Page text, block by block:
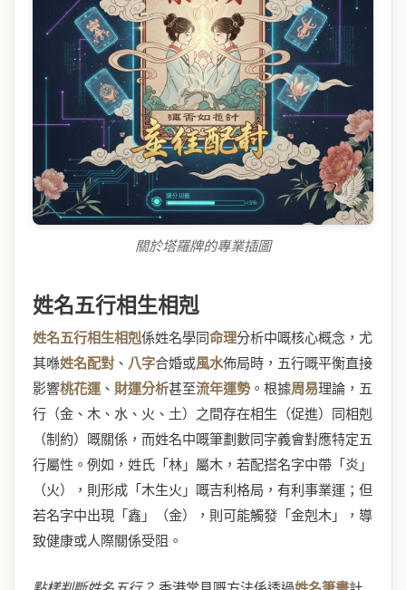
關於塔羅牌的專業插圖
姓名五行相生相剋
姓名五行相生相剋係姓名學同命理分析中嘅核心概念，尤
其喺姓名配對 、 八字合婚或風水佈局時，五行嘅平衡直接
影響桃花運 、 財運分析甚至流年運勢。根據周易理論，五
行（金、木、水、火、土）之間存在相生（促進）同相剋
（制約）嘅關係，而姓名中嘅筆劃數同字義會對應特定五
行屬性。例如，姓氏「林」屬木，若配搭名字中帶「炎」
（火），則形成「木生火」嘅吉利格局，有利事業運；但
若名字中出現「鑫」（金），則可能觸發「金剋木」，導
致健康或人際關係受阻。